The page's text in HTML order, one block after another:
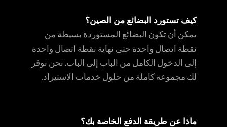
كيف تستورد البضائع من الصين؟
يمكن أن تكون البضائع المستوردة بسيطة من
نقطة اتصال واحدة حتى نهاية نقطة اتصال واحدة
إلى الدخول الكامل من الباب إلى الباب. نحن نوفر
لك مجموعة كاملة من حلول خدمات الاستيراد.
ماذا عن طريقة الدفع الخاصة بك؟